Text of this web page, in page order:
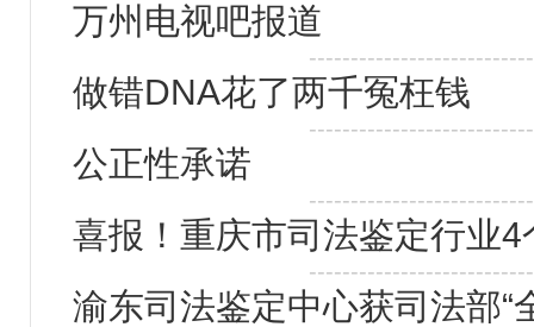
万州电视吧报道
做错DNA花了两千冤枉钱
公正性承诺
喜报！重庆市司法鉴定行业
渝东司法鉴定中心获司法部“